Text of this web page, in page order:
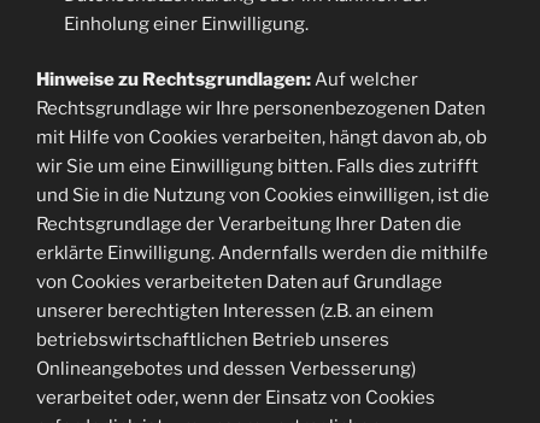
Einholung einer Einwilligung.
Hinweise zu Rechtsgrundlagen:Auf welcher
Rechtsgrundlage wir Ihre personenbezogenen Daten
mit Hilfe von Cookies verarbeiten, hängt davon ab, ob
wir Sie um eine Einwilligung bitten. Falls dies zutrifft
und Sie in die Nutzung von Cookies einwilligen, ist die
Rechtsgrundlage der Verarbeitung Ihrer Daten die
erklärte Einwilligung. Andernfalls werden die mithilfe
von Cookies verarbeiteten Daten auf Grundlage
unserer berechtigten Interessen (z.B. an einem
betriebswirtschaftlichen Betrieb unseres
Onlineangebotes und dessen Verbesserung)
verarbeitet oder, wenn der Einsatz von Cookies